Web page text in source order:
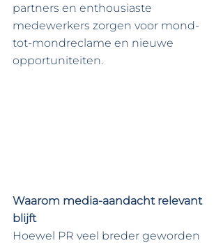
partners en enthousiaste
medewerkers zorgen voor mond-
tot-mondreclame en nieuwe
opportuniteiten.
Waarom media-aandacht relevant
blijft
Hoewel PR veel breder geworden